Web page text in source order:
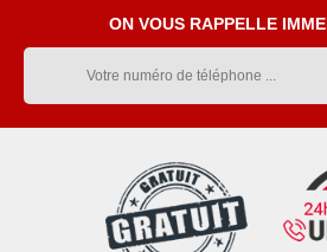
ON VOUS RAPPELLE